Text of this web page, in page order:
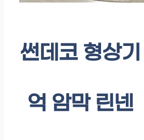
썬데코 형상기
억 암막 린넨